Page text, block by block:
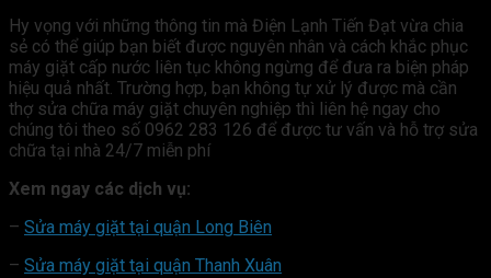
Hy vọng với những thông tin mà Điện Lạnh Tiến Đạt vừa chia
sẻ có thể giúp bạn biết được nguyên nhân và cách khắc phục
máy giặt cấp nước liên tục không ngừng để đưa ra biện pháp
hiệu quả nhất. Trường hợp, bạn không tự xử lý được mà cần
thợ sửa chữa máy giặt chuyên nghiệp thì liên hệ ngay cho
chúng tôi theo số 0962 283 126 để được tư vấn và hỗ trợ sửa
chữa tại nhà 24/7 miễn phí
Xem ngay các dịch vụ:
– Sửa máy giặt tại quận Long Biên
– Sửa máy giặt tại quận Thanh Xuân